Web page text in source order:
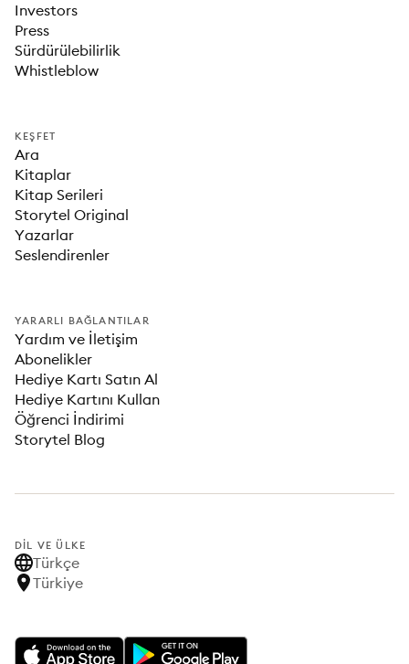
Investors
Press
Sürdürülebilirlik
Whistleblow
KEŞFET
Ara
Kitaplar
Kitap Serileri
Storytel Original
Yazarlar
Seslendirenler
YARARLI BAĞLANTILAR
Yardım ve İletişim
Abonelikler
Hediye Kartı Satın Al
Hediye Kartını Kullan
Öğrenci İndirimi
Storytel Blog
DIL VE ÜLKE
Türkçe
Türkiye